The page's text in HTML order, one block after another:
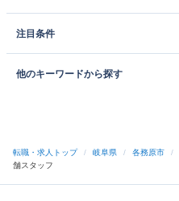
注目条件
他のキーワードから探す
転職・求人トップ / 岐阜県 / 各務原市 /
舗スタッフ